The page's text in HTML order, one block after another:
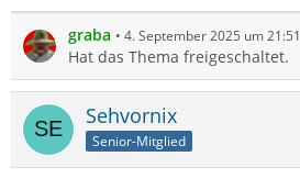
graba 4. September 2025 um 21:51
Hat das Thema freigeschaltet.
Sehvornix
Senior-Mitglied